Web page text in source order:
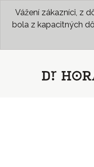
Vážení zákazníci, z
bola z kapacitných